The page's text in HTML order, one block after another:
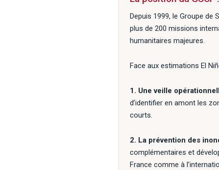
Depuis 1999, le Groupe
plus de 200 missions
humanitaires majeures.
Face aux estimations El
1. Une veille
d’identifier en amont les
courts.
2. La prévention des
complémentaires et
France comme à